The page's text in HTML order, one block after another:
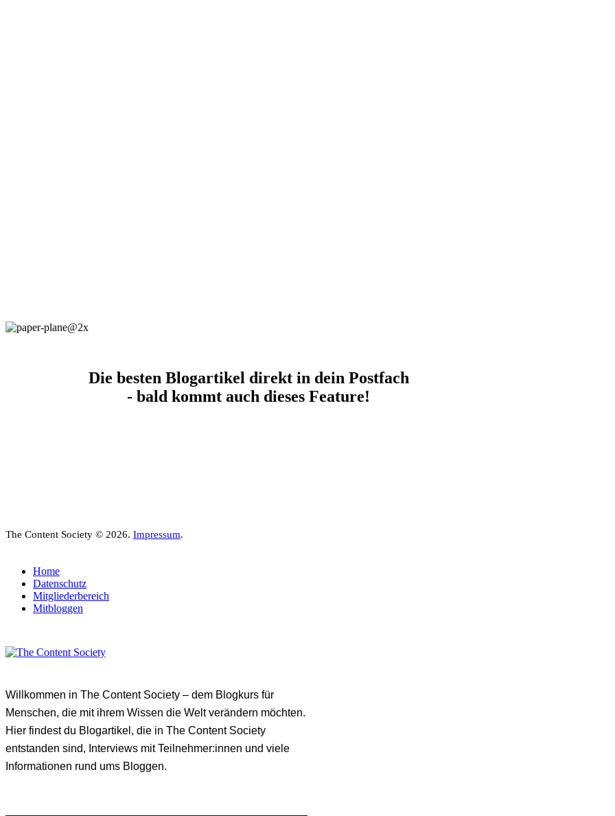
Die besten Blogartikel direkt in dein Postfach
- bald kommt auch dieses Feature!
The Content Society © 2026. Impressum.
Home
Datenschutz
Mitgliederbereich
Mitbloggen
Willkommen in The Content Society – dem Blogkurs für
Menschen, die mit ihrem Wissen die Welt verändern möchten.
Hier findest du Blogartikel, die in The Content Society
entstanden sind, Interviews mit Teilnehmer:innen und viele
Informationen rund ums Bloggen.